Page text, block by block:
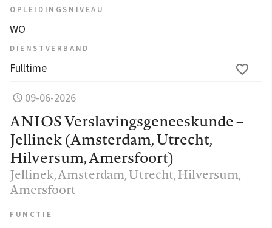
OPLEIDINGSNIVEAU
WO
DIENSTVERBAND
Fulltime
09-06-2026
ANIOS Verslavingsgeneeskunde –
Jellinek (Amsterdam, Utrecht,
Hilversum, Amersfoort)
Jellinek, Amsterdam, Utrecht, Hilversum,
Amersfoort
FUNCTIE